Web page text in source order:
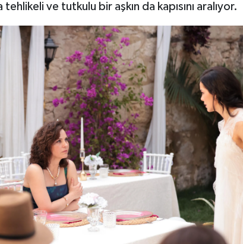
ve tutkulu bir aşkın da kapısını aralıyor.